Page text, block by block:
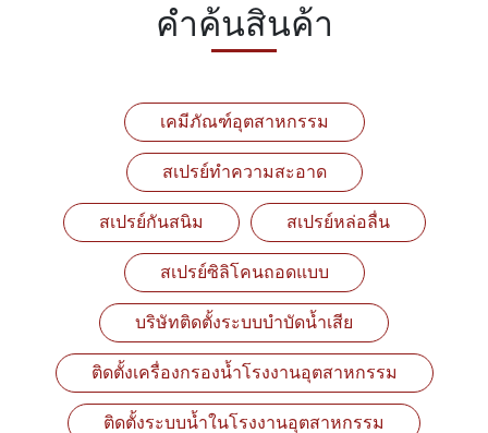
คำค้นสินค้า
เคมีภัณฑ์อุตสาหกรรม
สเปรย์ทำความสะอาด
สเปรย์กันสนิม สเปรย์หล่อลื่น
สเปรย์ซิลิโคนถอดแบบ
บริษัทติดตั้งระบบบำบัดน้ำเสีย
ติดตั้งเครื่องกรองน้ำโรงงานอุตสาหกรรม
ติดตั้งระบบน้ำในโรงงานอุตสาหกรรม